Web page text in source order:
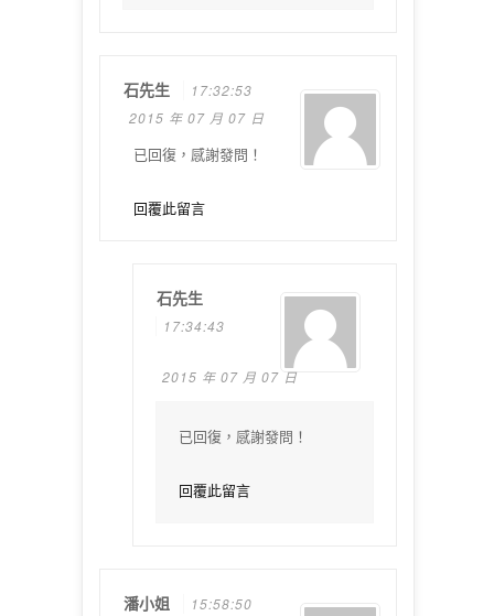
石先生
17:32:53
2015 年 07 月 07 日
已回復，感謝發問！
回覆此留言
石先生
17:34:43
2015 年 07 月 07 日
已回復，感謝發問！
回覆此留言
潘小姐
15:58:50